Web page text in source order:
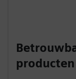
producten